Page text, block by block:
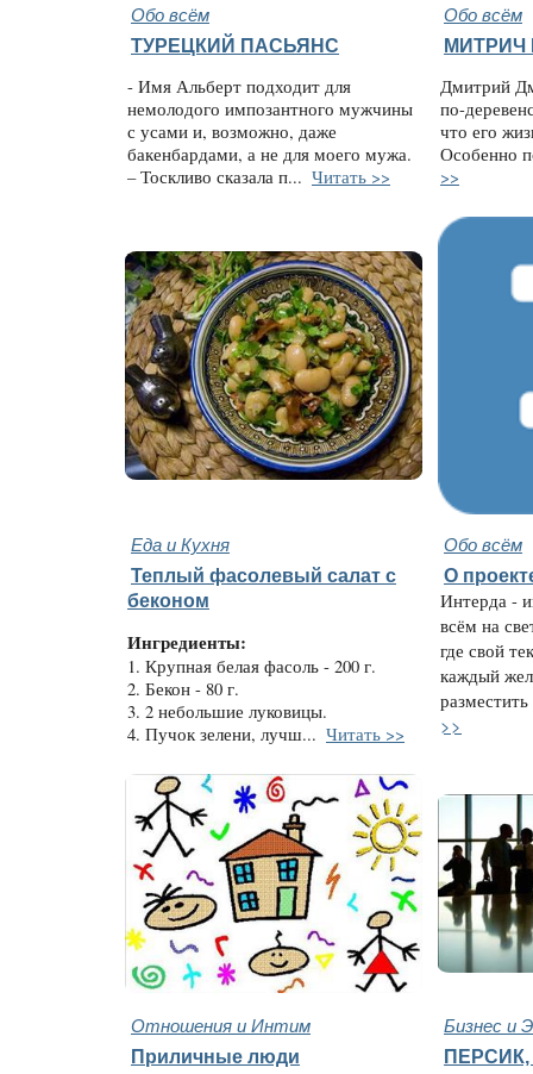
Обо всём Обо всём
ТУРЕЦКИЙ ПАСЬЯНС
- Имя Альберт подходит для
немолодого импозантного мужчины
с усами и, возможно, даже
бакенбардами, а не для моего мужа.
– Тоскливо сказала п... Читать >>
МИТРИЧ
Дмитрий
по-
что его
Особенно
>>
Еда и Кухня Обо всём
Теплый фасолевый салат с
беконом
Ингредиенты:
1. Крупная белая фасоль - 200 г.
2. Бекон - 80 г.
3. 2 небольшие луковицы.
4. Пучок зелени, лучш... Читать >>
О
Интерда -
всём на
где свой
каждый
>>
Отношения и Интим Бизнес и
Приличные люди